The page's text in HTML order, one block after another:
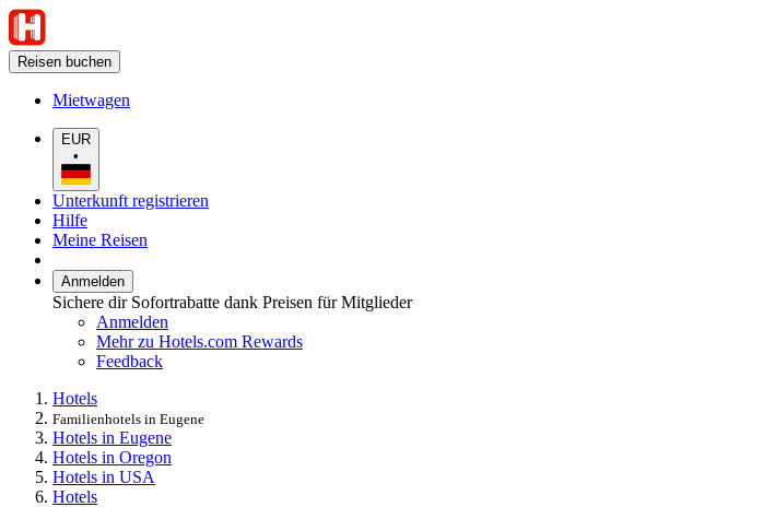
Reisen buchen
Mietwagen
EUR
•
Unterkunft registrieren
Hilfe
Meine Reisen
Anmelden
Sichere dir Sofortrabatte dank Preisen für Mitglieder
Anmelden
Mehr zu Hotels.com Rewards
Feedback
Hotels
Familienhotels in Eugene
Hotels in Eugene
Hotels in Oregon
Hotels in USA
Hotels